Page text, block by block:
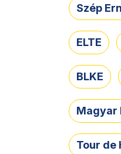
Szép
ELTE
BLKE
Magyar
Tour de